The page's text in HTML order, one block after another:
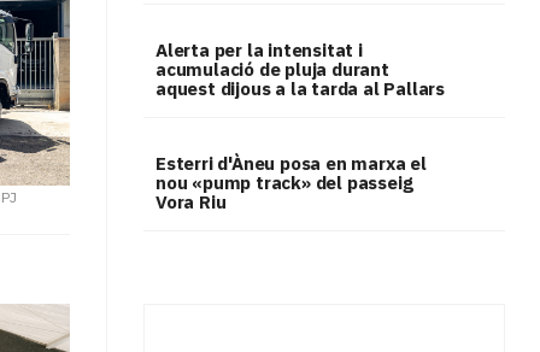
Alerta per la intensitat i
acumulació de pluja durant
aquest dijous a la tarda al Pallars
Esterri d'Àneu posa en marxa el
nou «pump track» del passeig
Vora Riu